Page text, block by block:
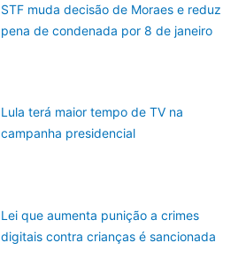
STF muda decisão de Moraes e reduz
pena de condenada por 8 de janeiro
Lula terá maior tempo de TV na
campanha presidencial
Lei que aumenta punição a crimes
digitais contra crianças é sancionada